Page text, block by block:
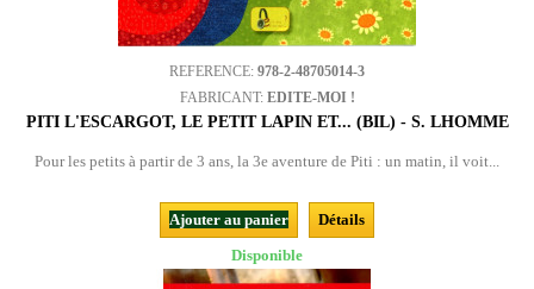
REFERENCE: 978-2-48705014-3
FABRICANT: EDITE-MOI !
PITI L'ESCARGOT, LE PETIT LAPIN ET... (BIL) - S. LHOMME
Pour les petits à partir de 3 ans, la 3e aventure de Piti : un matin, il voit...
Ajouter au panier
Détails
Disponible